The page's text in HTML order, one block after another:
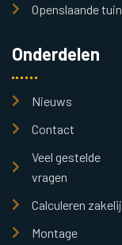
Openslaande
Onderdelen
Nieuws
Contact
Veel gestelde
vragen
Calculeren
Montage